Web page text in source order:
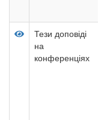
Тези доповіді
на
конференціях